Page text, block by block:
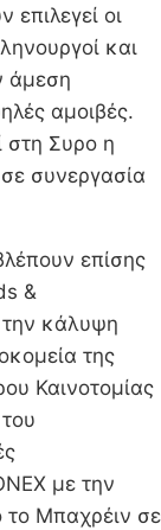
επιλεγεί οι
και
άμεση
αμοιβές.
στη Συρο η
συνεργασία
επίσης
&
την κάλυψη
της
Καινοτομίας
με την
Μπαχρέιν σε